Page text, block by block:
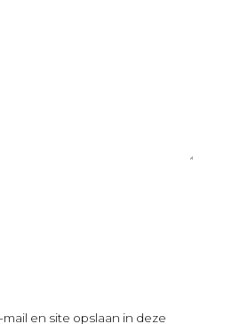
mail en site opslaan in deze